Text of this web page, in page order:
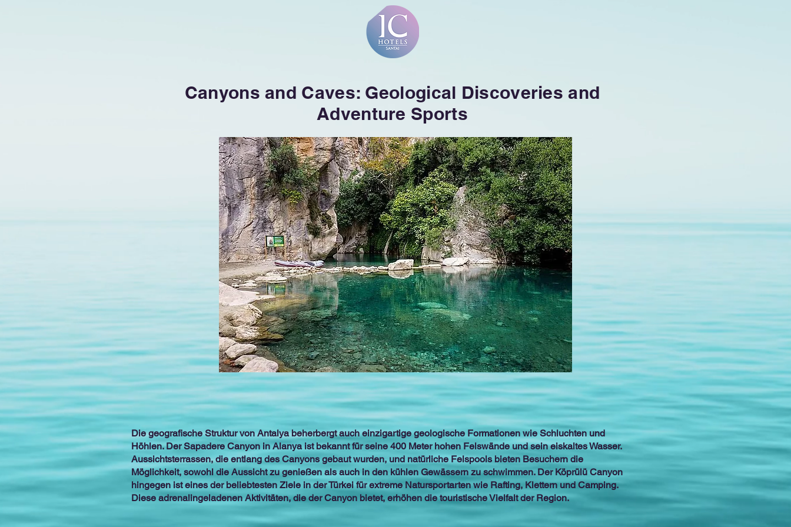
Canyons and Caves: Geological Discoveries and
Adventure Sports
Die geografische Struktur von Antalya beherbergt auch einzigartige geologische Formationen wie Schluchten und
Höhlen. Der Sapadere Canyon in Alanya ist bekannt für seine 400 Meter hohen Felswände und sein eiskaltes Wasser.
Aussichtsterrassen, die entlang des Canyons gebaut wurden, und natürliche Felspools bieten Besuchern die
Möglichkeit, sowohl die Aussicht zu genießen als auch in den kühlen Gewässern zu schwimmen. Der Köprülü Canyon
hingegen ist eines der beliebtesten Ziele in der Türkei für extreme Natursportarten wie Rafting, Klettern und Camping.
Diese adrenalingeladenen Aktivitäten, die der Canyon bietet, erhöhen die touristische Vielfalt der Region.